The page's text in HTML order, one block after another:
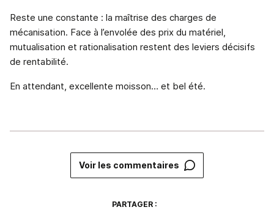
Reste une constante : la maîtrise des charges de
mécanisation. Face à l’envolée des prix du matériel,
mutualisation et rationalisation restent des leviers décisifs
de rentabilité.
En attendant, excellente moisson… et bel été.
Voir les commentaires
PARTAGER :